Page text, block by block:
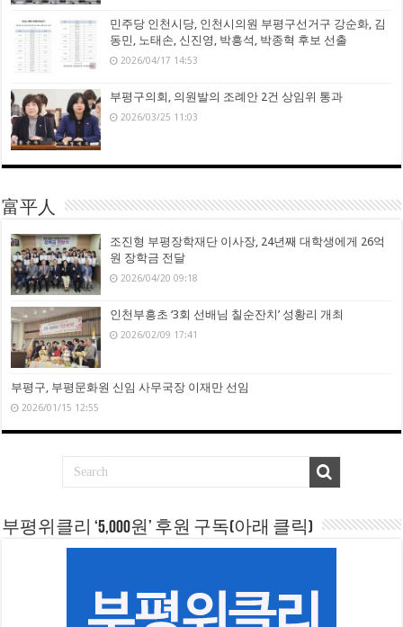
민주당 인천시당, 인천시의원 부평구선거구 강순화, 김
동민, 노태손, 신진영, 박흥석, 박종혁 후보 선출
2026/04/17 14:53
부평구의회, 의원발의 조례안 2건 상임위 통과
2026/03/25 11:03
富平人
조진형 부평장학재단 이사장, 24년째 대학생에게 26억
원 장학금 전달
2026/04/20 09:18
인천부흥초 ‘3회 선배님 칠순잔치’ 성황리 개최
2026/02/09 17:41
부평구, 부평문화원 신임 사무국장 이재만 선임
2026/01/15 12:55
부평위클리 ‘5,000원’ 후원 구독(아래 클릭)